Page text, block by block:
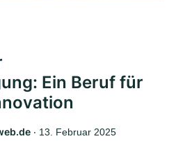
Ein Beruf für
‧ 13. Februar 2025